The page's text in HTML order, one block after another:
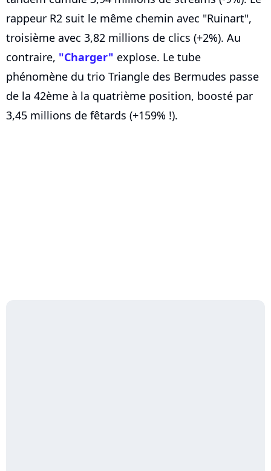
rappeur R2 suit le même chemin avec "Ruinart",
troisième avec 3,82 millions de clics (+2%). Au
contraire, "Charger" explose. Le tube
phénomène du trio Triangle des Bermudes passe
de la 42ème à la quatrième position, boosté par
3,45 millions de fêtards (+159% !).